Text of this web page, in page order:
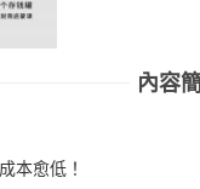
內容
本愈低！